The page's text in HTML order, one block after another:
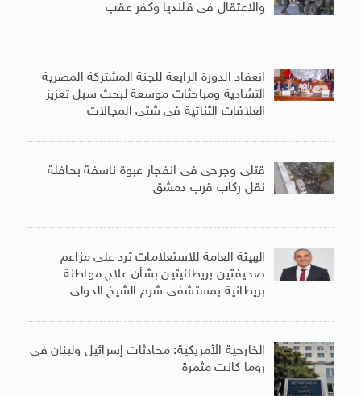
والاعتقال فى قلنديا وكفر عقب
انعقاد الدورة الرابعة للجنة المشتركة المصرية
التشادية ومباحثات موسعة لبحث سبل تعزيز
العلاقات الثنائية فى شتى المجالات
قتلى وجرحى فى انفجار عبوة ناسفة بحافلة
نقل ركاب قرب دمشق
الهيئة العامة للاستعلامات ترد على مزاعم
صحيفتين بريطانيتين بشأن علاج مواطنة
بريطانية بمستشفى شرم الشيخ الدولى
الخارجية الأمريكية: محادثات إسرائيل ولبنان فى
روما كانت مثمرة